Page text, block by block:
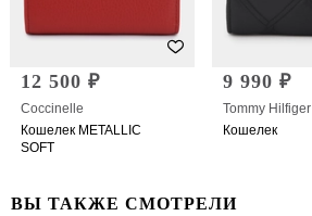
12 500 ₽
Coccinelle
Кошелек METALLIC
SOFT
9 990 ₽
Tommy Hilfiger
Кошелек
ВЫ ТАКЖЕ СМОТРЕЛИ